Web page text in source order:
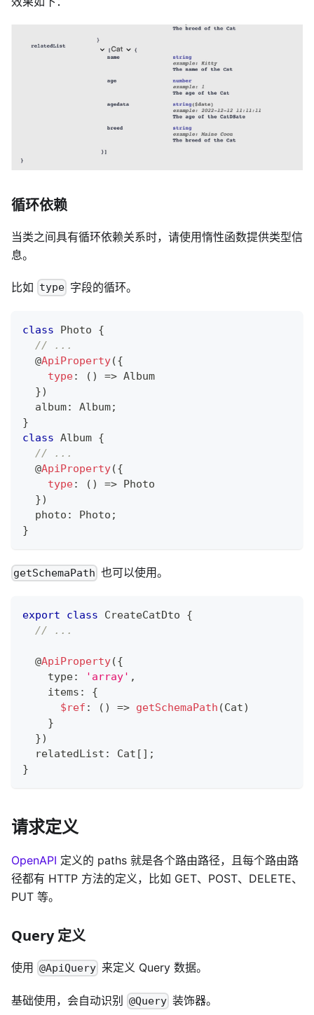
循环依赖
当类之间具有循环依赖关系时，请使用惰性函数提供类型信
息。
比如 type 字段的循环。
class Photo
{
// ...
@ApiProperty({
type: ( ) => Album
})
  album
: Album;
}
class Album {
// ...
@ApiProperty({
type: ( ) => Photo
})
  photo
: Photo ;
}
getSchemaPath 也可以使用。
export class CreateCatDto
{
// ...
@ApiProperty({
    type
: 'array' ,
    items
:
{
$ref : ( ) => getSchemaPath (Cat)
}
})
  relatedList
: Cat [ ] ;
}
请求定义
OpenAPI 定义的 paths 就是各个路由路径，且每个路由路
径都有 HTTP 方法的定义，比如 GET、POST、DELETE、
PUT 等。
Query 定义
使用 @ApiQuery 来定义 Query 数据。
基础使用，会自动识别 @Query 装饰器。